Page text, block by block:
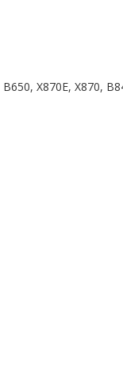
X870E, X870,